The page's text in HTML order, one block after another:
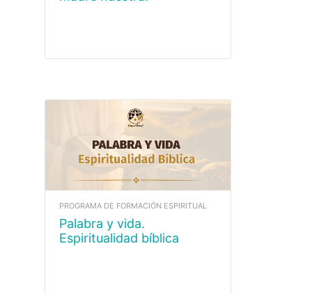
PROGRAMA DE FORMACIÓN ESPIRITUAL
Palabra y vida.
Espiritualidad bíblica